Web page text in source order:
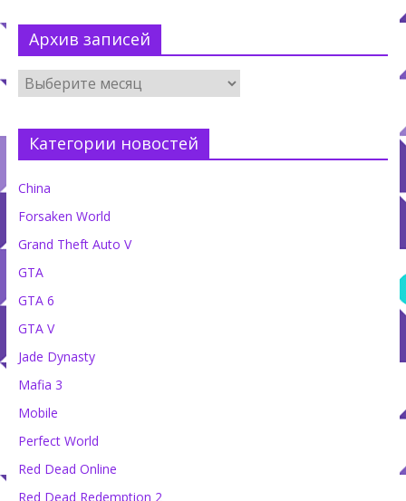
Архив записей
Категории новостей
China
Forsaken World
Grand Theft Auto V
GTA
GTA 6
GTA V
Jade Dynasty
Mafia 3
Mobile
Perfect World
Red Dead Online
Red Dead Redemption 2